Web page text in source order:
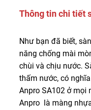
Thông tin chi tiết
Như bạn đã biết,
năng chống mài
chùi và chịu nước.
thấm nước, có
Anpro SA102 ở mọi
Anpro là màng